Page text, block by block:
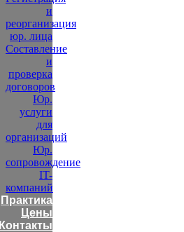
и
реорганизация
юр. лица
Составление
и
проверка
договоров
Юр.
услуги
для
организаций
Юр.
сопровождение
IT-
компаний
Практика
Цены
Контакты